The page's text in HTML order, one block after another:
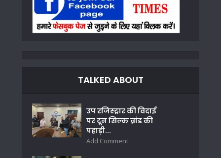
TALKED ABOUT
उप रजिस्ट्रार की विदाई
पर दून सिल्क ब्रांड की
पहाड़ी...
Add Comment